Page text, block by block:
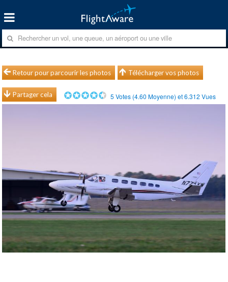
Retour pour parcourir les photos Télécharger vos photos
Partager cela 5 Votes (4.60 Moyenne) et6.312 Vues